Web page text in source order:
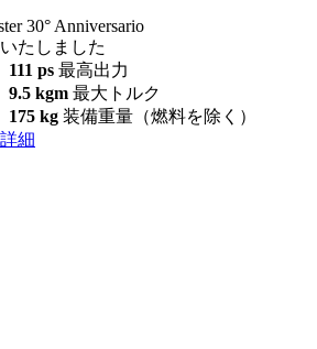
30° Anniversario
たしました
111 ps 最高出力
9.5 kgm 最大トルク
175 kg 装備重量（燃料を除く）
細